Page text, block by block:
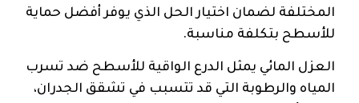
المختلفة لضمان اختيار الحل الذي يوفر أفضل حماية
للأسطح بتكلفة مناسبة.
العزل المائي يمثل الدرع الواقية للأسطح ضد تسرب
المياه والرطوبة التي قد تتسبب في تشقق الجدران،